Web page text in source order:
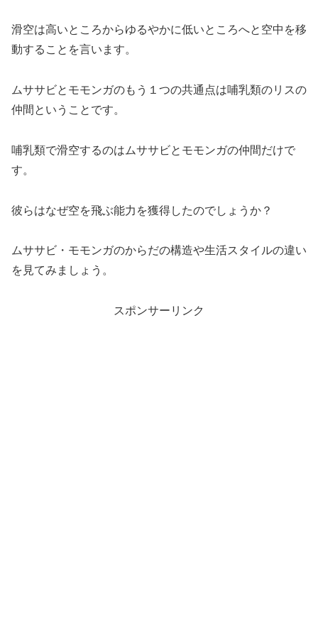
滑空は高いところからゆるやかに低いところへと空中を移
動することを言います。
ムササビとモモンガのもう１つの共通点は哺乳類のリスの
仲間ということです。
哺乳類で滑空するのはムササビとモモンガの仲間だけで
す。
彼らはなぜ空を飛ぶ能力を獲得したのでしょうか？
ムササビ・モモンガのからだの構造や生活スタイルの違い
を見てみましょう。
スポンサーリンク